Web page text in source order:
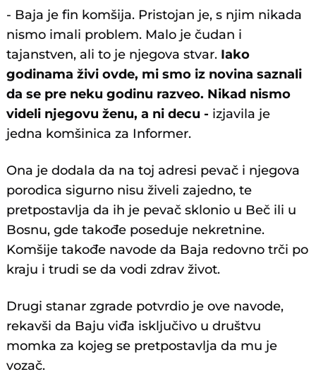
- Baja je fin komšija. Pristojan je, s njim nikada
nismo imali problem. Malo je čudan i
tajanstven, ali to je njegova stvar. Iako
godinama živi ovde, mi smo iz novina saznali
da se pre neku godinu razveo. Nikad nismo
videli njegovu ženu, a ni decu - izjavila je
jedna komšinica za Informer.
Ona je dodala da na toj adresi pevač i njegova
porodica sigurno nisu živeli zajedno, te
pretpostavlja da ih je pevač sklonio u Beč ili u
Bosnu, gde takođe poseduje nekretnine.
Komšije takođe navode da Baja redovno trči po
kraju i trudi se da vodi zdrav život.
Drugi stanar zgrade potvrdio je ove navode,
rekavši da Baju viđa isključivo u društvu
momka za kojeg se pretpostavlja da mu je
vozač.